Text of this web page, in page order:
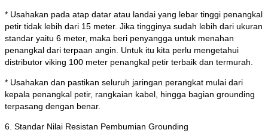
* Usahakan pada atap datar atau landai yang lebar tinggi penangkal
petir tidak lebih dari 15 meter. Jika tingginya sudah lebih dari ukuran
standar yaitu 6 meter, maka beri penyangga untuk menahan
penangkal dari terpaan angin. Untuk itu kita perlu mengetahui
distributor viking 100 meter penangkal petir terbaik dan termurah.
* Usahakan dan pastikan seluruh jaringan perangkat mulai dari
kepala penangkal petir, rangkaian kabel, hingga bagian grounding
terpasang dengan benar.
6. Standar Nilai Resistan Pembumian Grounding